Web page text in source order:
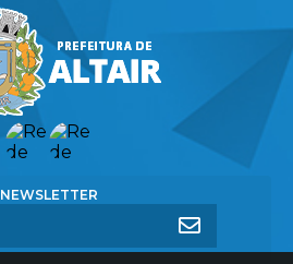
NEWSLETTER